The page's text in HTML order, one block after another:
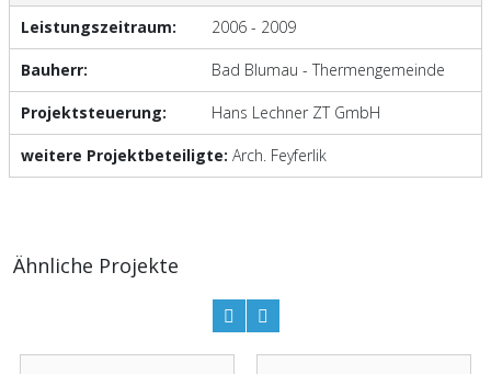
Leistungszeitraum:
2006 - 2009
Bauherr: Bad Blumau - Thermengemeinde
Projektsteuerung: Hans Lechner ZT GmbH
weitere Projektbeteiligte: Arch. Feyferlik
Ähnliche Projekte